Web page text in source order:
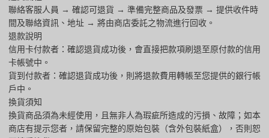
聯絡客服人員 → 確認可退貨 → 準備完整商品及發票 → 提供收件時
間及聯絡資訊、地址 → 將由商店委託之物流進行回收。
退款說明
信用卡付款者：確認退貨成功後，會直接把款項刷退至原付款的信用
卡帳號中。
貨到付款者：確認退貨成功後，則將退款費用轉帳至您提供的銀行帳
戶中。
換貨須知
換貨商品須為未經使用，且無非人為瑕疵所造成的污損、故障；如本
商店有提示您者，請保留完整的原始包裝（含外包裝紙盒），否則恕